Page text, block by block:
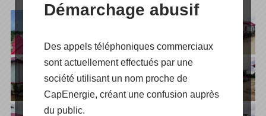
Démarchage abusif
Des appels téléphoniques commerciaux
sont actuellement effectués par une
société utilisant un nom proche de
CapEnergie, créant une confusion auprès
du public.